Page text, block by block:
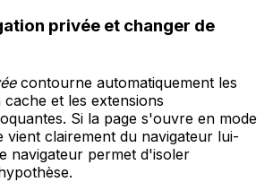
privée et changer de
contourne automatiquement les
cache et les extensions
Si la page s'ouvre en mode
vient clairement du navigateur lui-
navigateur permet d'isoler